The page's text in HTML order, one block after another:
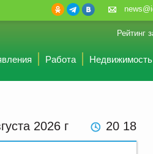
Рейтинг
Работа Недвижимость
2026 г 20:18